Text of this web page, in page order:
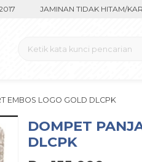
JAMINAN TIDAK HITAM/KARAT
EMBOS LOGO GOLD DLCPK
DOMPET
DLCPK